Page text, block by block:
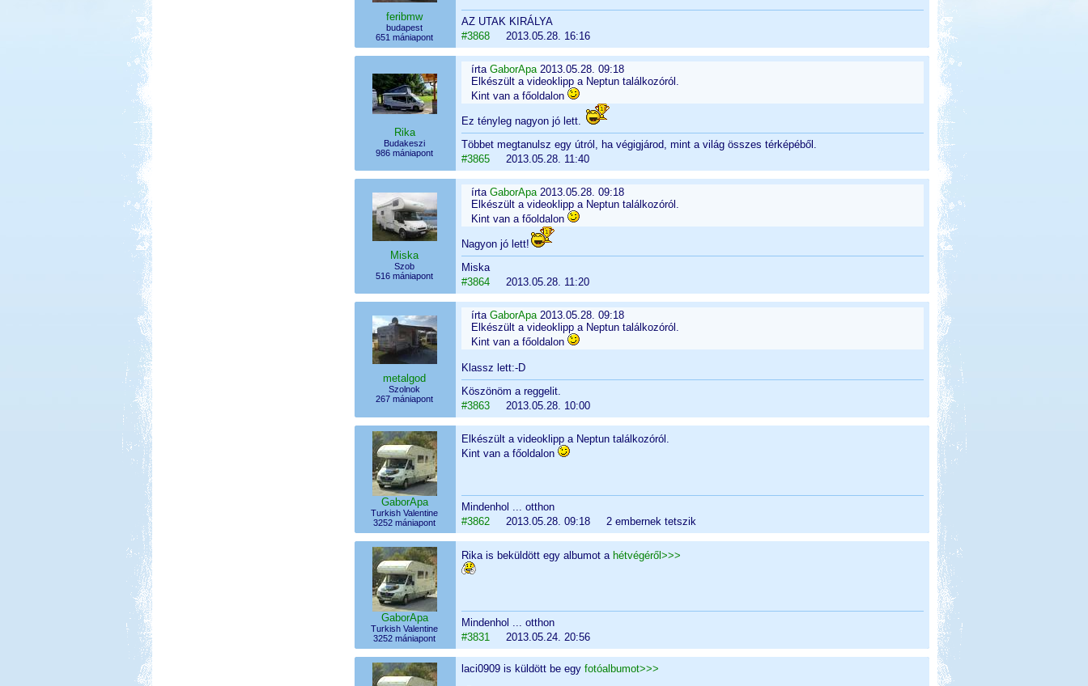
feribmw
budapest
651 mániapont
AZ UTAK KIRÁLYA
#38682013.05.28. 16:16
Rika
Budakeszi
986 mániapont
írta GaborApa2013.05.28. 09:18
Elkészült a videoklipp a Neptun találkozóról.
Kint van a főoldalon
Ez tényleg nagyon jó lett.
Többet megtanulsz egy útról, ha végigjárod, mint a világ összes térképéből.
#38652013.05.28. 11:40
Miska
Szob
516 mániapont
írta GaborApa2013.05.28. 09:18
Elkészült a videoklipp a Neptun találkozóról.
Kint van a főoldalon
Nagyon jó lett!
Miska
#38642013.05.28. 11:20
metalgod
Szolnok
267 mániapont
írta GaborApa2013.05.28. 09:18
Elkészült a videoklipp a Neptun találkozóról.
Kint van a főoldalon
Klassz lett:-D
Köszönöm a reggelit.
#38632013.05.28. 10:00
GaborApa
Turkish Valentine
3252 mániapont
Elkészült a videoklipp a Neptun találkozóról.
Kint van a főoldalon
Mindenhol ... otthon
#38622013.05.28. 09:18 2 embernek tetszik
GaborApa
Turkish Valentine
3252 mániapont
Rika is beküldött egy albumot a hétvégéről>>>
Mindenhol ... otthon
#38312013.05.24. 20:56
laci0909 is küldött be egy fotóalbumot>>>